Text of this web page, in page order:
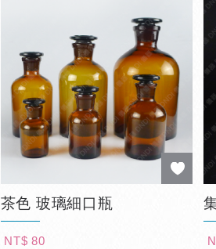
茶色 玻璃細口瓶
NT$ 80